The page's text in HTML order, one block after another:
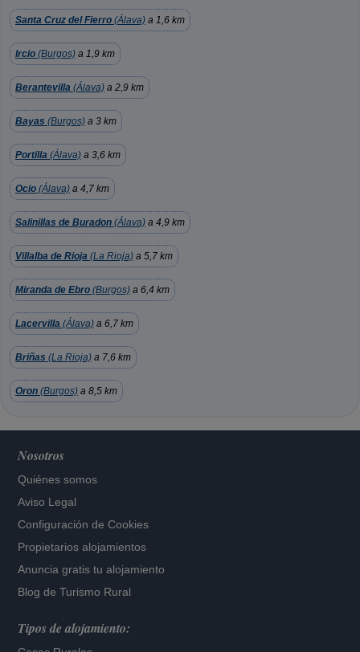
Santa Cruz del Fierro (Álava) a 1,6 km
Ircio (Burgos) a 1,9 km
Berantevilla (Álava) a 2,9 km
Bayas (Burgos) a 3 km
Portilla (Álava) a 3,6 km
Ocio (Álava) a 4,7 km
Salinillas de Buradon (Álava) a 4,9 km
Villalba de Rioja (La Rioja) a 5,7 km
Miranda de Ebro (Burgos) a 6,4 km
Lacervilla (Álava) a 6,7 km
Briñas (La Rioja) a 7,6 km
Oron (Burgos) a 8,5 km
Nosotros
Quiénes somos
Aviso Legal
Configuración de Cookies
Propietarios alojamientos
Anuncia gratis tu alojamiento
Blog de Turismo Rural
Tipos de alojamiento: